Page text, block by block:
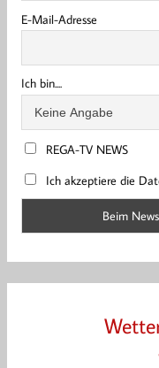
E-Mail-Adresse
Ich bin....
REGA-TV NEWS
Ich akzeptiere die